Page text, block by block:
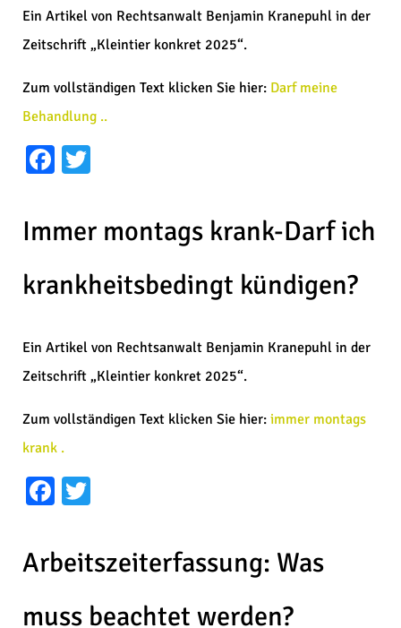
Ein Artikel von Rechtsanwalt Benjamin Kranepuhl in der
Zeitschrift „Kleintier konkret 2025“.
Zum vollständigen Text klicken Sie hier: Darf meine
Behandlung ..
Facebook
Immer montags krank-Darf ich
krankheitsbedingt kündigen?
Ein Artikel von Rechtsanwalt Benjamin Kranepuhl in der
Zeitschrift „Kleintier konkret 2025“.
Zum vollständigen Text klicken Sie hier: immer montags
krank .
Facebook
Arbeitszeiterfassung: Was
muss beachtet werden?